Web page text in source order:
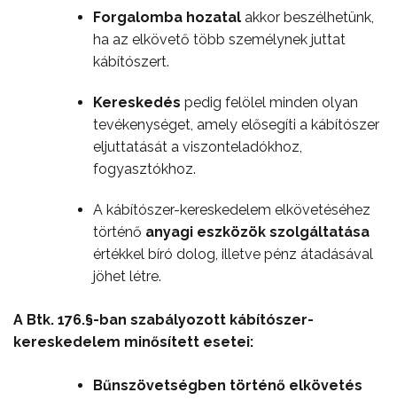
Forgalomba hozatalakkor beszélhetünk,
ha az elkövető több személynek juttat
kábítószert.
Kereskedés pedig felölel minden olyan
tevékenységet, amely elősegíti a kábítószer
eljuttatását a viszonteladókhoz,
fogyasztókhoz.
A kábítószer-kereskedelem elkövetéséhez
történő anyagi eszközök szolgáltatása
értékkel bíró dolog, illetve pénz átadásával
jöhet létre.
A Btk. 176.§-ban szabályozott kábítószer-
kereskedelem minősített esetei:
Bűnszövetségben történő elkövetés